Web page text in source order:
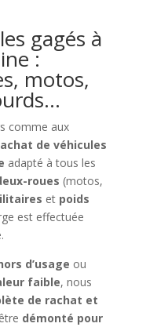
gagés à
:
motos,
comme aux
de véhicules
adapté à tous les
roues (motos,
et poids
est effectuée
d’usage ou
faible, nous
de rachat et
démonté pour